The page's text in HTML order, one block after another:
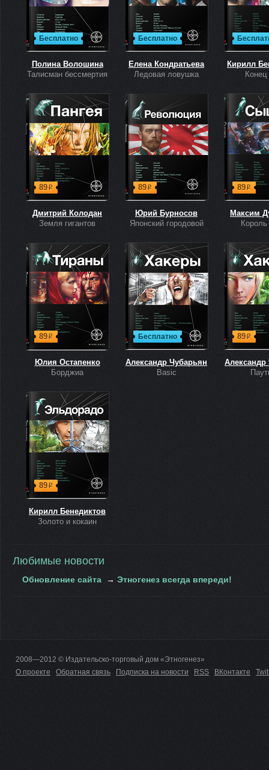
Бесплатно
Полина Волошина
Талисман бессмертия
Бесплатно
Елена Кондратьева
Ледовая ловушка
Кирилл
Конец
89р
Дмитрий Колодан
Земля гигантов
89р
Юрий Бурносов
Японский городовой
89р
Максим
Король
89р
Юлия Остапенко
Борджиа
Бесплатно
Александр Чубарьян
Basic
89р
Александр
89р
Кирилл Бенедиктов
Золото и кокаин
Любимые новости
Обновление сайта → Этногенез всегда впереди!
2008—2012 © Издательско-торговый дом «Этногенез»
О проекте
Обратная связь Подписка на новости RSS ВКонтакте